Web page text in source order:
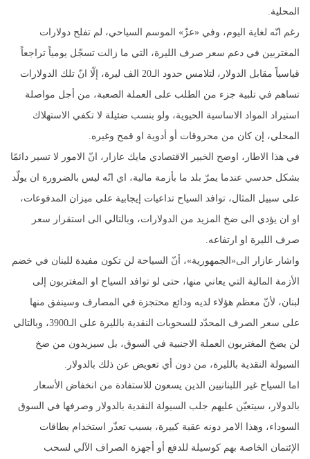
المحلية.
رغم انّه لغاية اليوم، وفي «عزّ» الموسم السياحي، لم تفلح دولارات
المغتربين في دعم سعر صرف الليرة، التي ما زالت تسجّل يومياً تراجعاً
قياسياً مقابل الدولار، لتلامس حدود الـ20 الف ليرة، إلّا انّ تلك الدولارات
تساهم في تلبية جزء من الطلب على العملة الصعبة، من أجل مواصلة
استيراد المواد الاساسية الحيوية، ولو بنسب ضئيلة لا تكفي الاستهلاك
المحلي، إن كان من محروقات أو أدوية او قمح وغيره.
في هذا الاطار، اوضح الخبير الاقتصادي مايك عازار، انّ الامور لا تسير دائمًا
بشكل حدسي عندما يمرّ بلد ما بأزمة مالية، اي انّه ليس بالضرورة ان يولّد
على سبيل المثال، توافد السياح تداعيات إيجابية على ميزان المدفوعات،
او ان يؤدي الى ضخ المزيد من الدولارات، وبالتالي الى استقرار سعر
صرف الليرة او ارتفاعه.
واشار عازار الى«الجمهورية»، أنّ السياحة لن تكون مفيدة للبنان في خضم
الأزمة المالية التي يعاني منها، حتى لو توافد السياح او المغتربون إلى
لبنان، لأنّ معظم هؤلاء لديه ودائع محتجزة في المصارف وسينفق منها
على سعر الصرف المحدّد للسحوبات النقدية بالليرة على الـ3900، وبالتالي
لن يضخ المغتربون العملة الاجنبية في السوق، بل سيزيدون من ضخ
السيولة النقدية بالليرة، من دون أي تعويض عن ذلك بالدولار.
اما السياح غير اللبنانيين الذين يسعون للاستفادة من انخفاض الأسعار
بالدولار، سيتعيّن عليهم جلب السيولة النقدية بالدولار وصرفها في السوق
السوداء، وهذا الامر دونه عقبة كبيرة، بسبب تعذّر استخدام بطاقات
الإئتمان الخاصة بهم كوسيلة للدفع أو أجهزة الصراف الآلي لسحب